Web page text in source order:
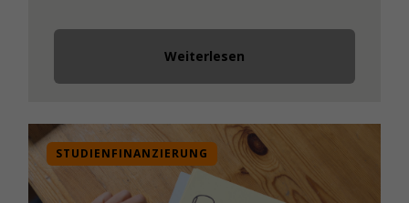
Weiterlesen
STUDIENFINANZIERUNG